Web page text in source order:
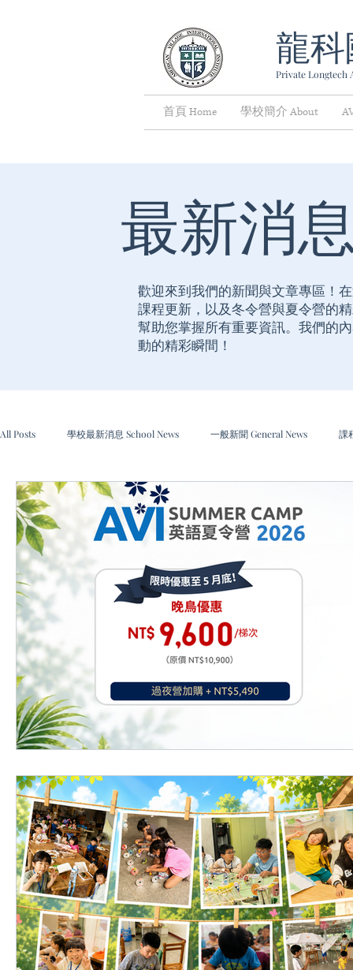
龍
Private Longtech
首頁 Home 學校簡介 About
最新消
歡迎來到我們的新聞與文章專區！
課程更新，以及冬令營與夏令營的
幫助您掌握所有重要資訊。我們的
動的精彩瞬間！
All Posts 學校最新消息 School News 一般新聞 General News 課
文章專欄 Articles 特別優惠與折扣 Special Offers & Discounts